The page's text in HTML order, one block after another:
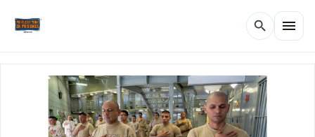
search menu